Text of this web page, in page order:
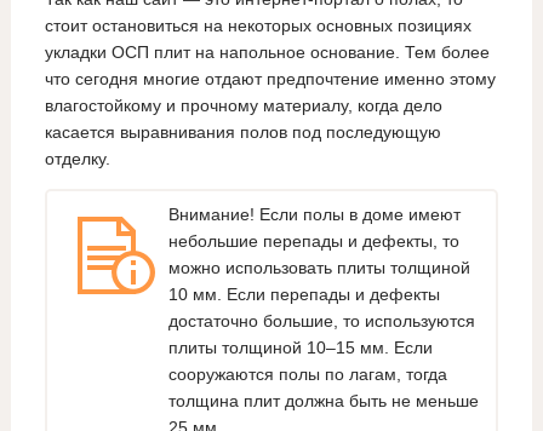
стоит остановиться на некоторых основных позициях
укладки ОСП плит на напольное основание. Тем более
что сегодня многие отдают предпочтение именно этому
влагостойкому и прочному материалу, когда дело
касается выравнивания полов под последующую
отделку.
Внимание! Если полы в доме имеют
небольшие перепады и дефекты, то
можно использовать плиты толщиной
10 мм. Если перепады и дефекты
достаточно большие, то используются
плиты толщиной 10–15 мм. Если
сооружаются полы по лагам, тогда
толщина плит должна быть не меньше